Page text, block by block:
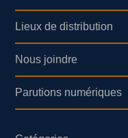
Lieux de distribution
Nous joindre
Parutions numériques